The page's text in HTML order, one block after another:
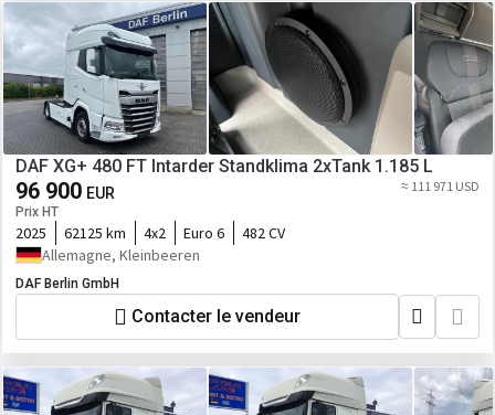
DAF XG+ 480 FT Intarder Standklima 2xTank 1.185 L
96 900 EUR
Prix HT
≈ 111 971 USD
2025 62125 km 4x2 Euro 6
482 CV
Allemagne, Kleinbeeren
DAF Berlin GmbH
Contacter le vendeur